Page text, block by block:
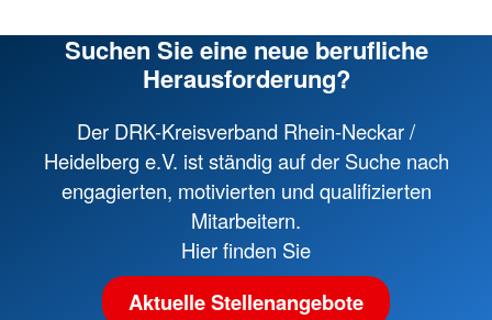
Suchen Sie eine neue berufliche
Herausforderung?
Der DRK-Kreisverband Rhein-Neckar /
Heidelberg e.V. ist ständig auf der Suche nach
engagierten, motivierten und qualifizierten
Mitarbeitern.
Hier finden Sie
Aktuelle Stellenangebote